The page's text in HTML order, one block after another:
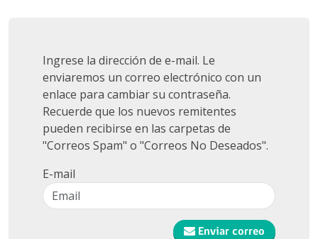
Ingrese la dirección de e-mail. Le
enviaremos un correo electrónico con un
enlace para cambiar su contraseña.
Recuerde que los nuevos remitentes
pueden recibirse en las carpetas de
"Correos Spam" o "Correos No Deseados".
E-mail
Enviar correo